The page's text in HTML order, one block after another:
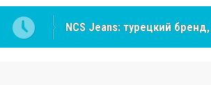
Cottonhill покоряет